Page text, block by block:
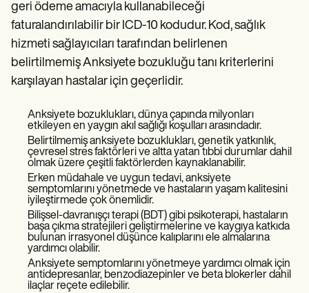
geri ödeme amacıyla kullanabileceği
faturalandırılabilir bir ICD-10 kodudur. Kod, sağlık
hizmeti sağlayıcıları tarafından belirlenen
belirtilmemiş Anksiyete bozukluğu tanı kriterlerini
karşılayan hastalar için geçerlidir.
Anksiyete bozuklukları, dünya çapında milyonları
etkileyen en yaygın akıl sağlığı koşulları arasındadır.
Belirtilmemiş anksiyete bozuklukları, genetik yatkınlık,
çevresel stres faktörleri ve altta yatan tıbbi durumlar dahil
olmak üzere çeşitli faktörlerden kaynaklanabilir.
Erken müdahale ve uygun tedavi, anksiyete
semptomlarını yönetmede ve hastaların yaşam kalitesini
iyileştirmede çok önemlidir.
Bilişsel-davranışçı terapi (BDT) gibi psikoterapi, hastaların
başa çıkma stratejileri geliştirmelerine ve kaygıya katkıda
bulunan irrasyonel düşünce kalıplarını ele almalarına
yardımcı olabilir.
Anksiyete semptomlarını yönetmeye yardımcı olmak için
antidepresanlar, benzodiazepinler ve beta blokerler dahil
ilaçlar reçete edilebilir.